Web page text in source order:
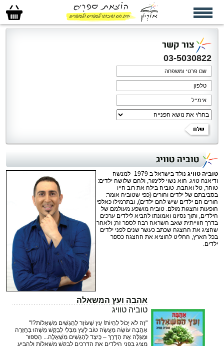
סל
הקניות
שלי
צור קשר
03-5030822
טוביה טוויג
טוביה טוויג
נולד בישראל ב 1979- למנשה
ודיאנה טויג. הוא נשוי ללימור, ולהם שלושה ילדים:
טוהר, טל ואהבה. טוביה בילה את רוב חייו
בסביבתם של ילדים והורים (כפי שטוביה אומר:
הורים הם ילדים שיש להם ילדים), ובתרמילו כאלפי
הופעות והצגות מולם. טוביה מושפע מעולמם של
הילדים, ותוך נסיונו ואמונתו להביא לילדים ערכים
בדרך חווייתית שאב השראה רבה לספר זה; ולאחר
שהציג את ההצגה שכתב כעשר שנים לפני ילדים
בכל הארץ, החליט להוציא את ההצגה כספר
ילדים.
אהבה ועץ המשאלה
טוביה טוויג
"זֶה לֹא יָכוֹל לִהְיוֹת! עֵץ שֶׁעוֹזֵר לְהַגְשִׁים מִשְׁאָלוֹת?!"
אַהֲבָה עוֹשָׂה מַעֲשֶׂה טוֹב לָעֵץ מִבְּלִי לְבַקֵּשׁ מַשֶּׁהוּ בַּחֲזָרָה
וּמְגַלָּה אֶת הַדֶּרֶךְ – כֵּיצַד לְהַגְשִׁים מִשְׁאָלָה... הַסִּפּוּר
מַצִּיג בִּפְנֵי הַיְּלָדִים אֶת הַדְּרָכִים לְבַקֵּשׁ מִשְׁאָלוֹת וּלְהַבִּיעַ